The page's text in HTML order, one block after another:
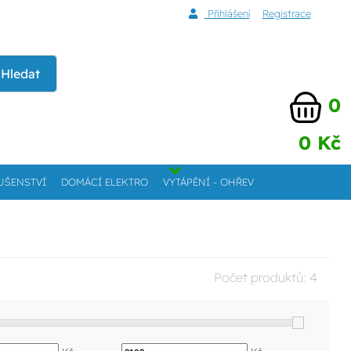
Přihlášení Registrace
Hledat
0
0 Kč
DOMÁCÍ ELEKTRO VYTÁPĚNÍ - OHŘEV
Počet produktů: 4